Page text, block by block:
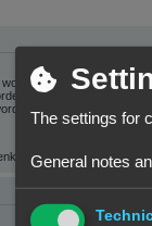
worden en een-voor elk
gescheiden door een
Gebruik * als een
The settings for
General notes